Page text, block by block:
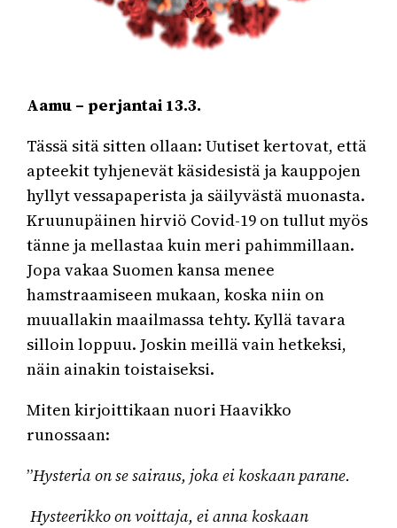
Aamu – perjantai 13.3.
Tässä sitä sitten ollaan: Uutiset kertovat, että
apteekit tyhjenevät käsidesistä ja kauppojen
hyllyt vessapaperista ja säilyvästä muonasta.
Kruunupäinen hirviö Covid-19 on tullut myös
tänne ja mellastaa kuin meri pahimmillaan.
Jopa vakaa Suomen kansa menee
hamstraamiseen mukaan, koska niin on
muuallakin maailmassa tehty. Kyllä tavara
silloin loppuu. Joskin meillä vain hetkeksi,
näin ainakin toistaiseksi.
Miten kirjoittikaan nuori Haavikko
runossaan:
”Hysteria on se sairaus, joka ei koskaan parane.
Hysteerikko on voittaja, ei anna koskaan